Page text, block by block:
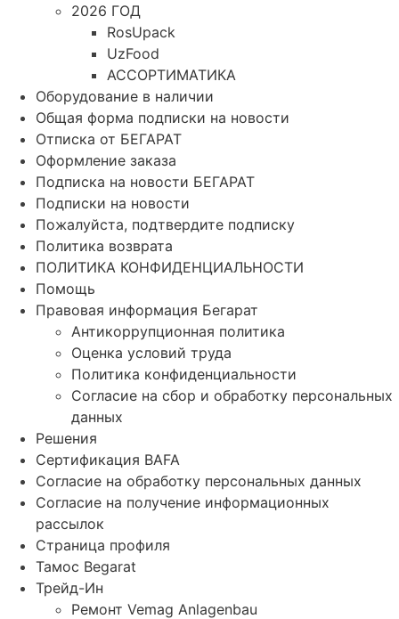
2026 ГОД
RosUpack
UzFood
АССОРТИМАТИКА
Оборудование в наличии
Общая форма подписки на новости
Отписка от БЕГАРАТ
Оформление заказа
Подписка на новости БЕГАРАТ
Подписки на новости
Пожалуйста, подтвердите подписку
Политика возврата
ПОЛИТИКА КОНФИДЕНЦИАЛЬНОСТИ
Помощь
Правовая информация Бегарат
Антикоррупционная политика
Оценка условий труда
Политика конфиденциальности
Согласие на сбор и обработку персональных
данных
Решения
Сертификация BAFA
Согласие на обработку персональных данных
Согласие на получение информационных
рассылок
Страница профиля
Тамос Begarat
Трейд-Ин
Ремонт Vemag Anlagenbau